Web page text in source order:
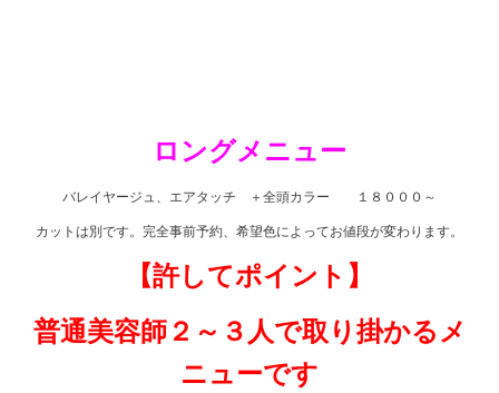
ロングメニュー
バレイヤージュ、エアタッチ ＋全頭カラー １８０００～
カットは別です。完全事前予約、希望色によってお値段が変わります。
【許してポイント】
普通美容師２～３人で取り掛かるメ
ニューです